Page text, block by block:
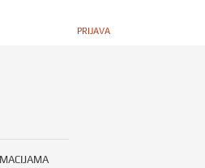
PRIJAVA